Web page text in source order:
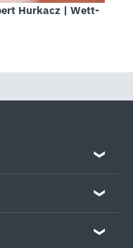
Hurkacz | Wett-
❯
❯
❯